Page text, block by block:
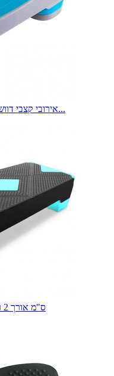
אירובי קצבי דוושה צעד פלטפורמה מתכווננת...
68 ס"מ אורך 2 רמות צעד אירובי מתכוונן